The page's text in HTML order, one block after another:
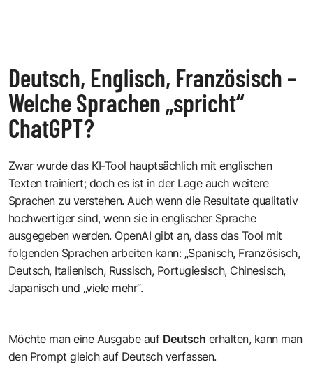
Deutsch, Englisch, Französisch –
Welche Sprachen „spricht“
ChatGPT?
Zwar wurde das KI-Tool hauptsächlich mit englischen
Texten trainiert; doch es ist in der Lage auch weitere
Sprachen zu verstehen. Auch wenn die Resultate qualitativ
hochwertiger sind, wenn sie in englischer Sprache
ausgegeben werden. OpenAI gibt an, dass das Tool mit
folgenden Sprachen arbeiten kann: „Spanisch, Französisch,
Deutsch, Italienisch, Russisch, Portugiesisch, Chinesisch,
Japanisch und „viele mehr“.
Möchte man eine Ausgabe auf Deutsch erhalten, kann man
den Prompt gleich auf Deutsch verfassen.